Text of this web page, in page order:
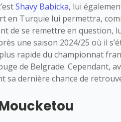
Shavy Babicka, lui
en Turquie lui permettra,
de se remettre en question,
une saison 2024/25 où il
rapide du championnat
de Belgrade.Cependant,
sa dernière chance de